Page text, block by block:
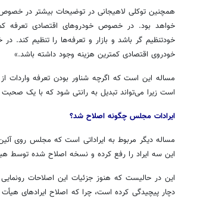
همچنین توکلی لاهیجانی در توضیحات بیشتر در
خواهد بود. در خصوص خودروهای اقتصادی تعرفه
خودتنظیم گر باشد و بازار و تعرفه‌ها را تنظیم
خودروی اقتصادی کمترین هزینه وجود داشته باشد.»
مساله این است که اگرچه شناور بودن تعرفه واردات
است زیرا می‌تواند تبدیل به رانتی شود که با یک
ایرادات مجلس چگونه اصلاح شد؟
مساله دیگر مربوط به ایراداتی است که مجلس روی
این سه ایراد را رفع کرده و نسخه اصلاح شده توسط
این در حالیست که هنوز جزئیات این اصلاحات
دچار پیچیدگی کرده است، چرا که اصلاح ایرادهای